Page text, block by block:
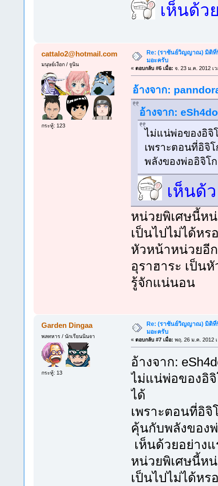
เห็นด้ว
cattalo2@hotmail.com
มนุษย์เงือก / จูนิน
กระทู้: 123
Re: (ราชันย์วิญญาณ) มิติที่
มอะครับ
« ตอบกลับ #6 เมื่อ: จ. 23 ม.ค. 2012 เ
อ้างจาก:
อ้างจาก:
ไม่แน่พ่อของอิจิ
เพราะตอนที่อิจิ
พลังของพ่ออิจิโ
เห็นด้ว
หน่วยพิเศษนี้ห
เป็นไปไม่ได้หร
หัวหน้าหน่วยอี
อุราฮาระ เป็น
รู้จักแน่นอน
Garden Dingaa
พลทหาร / นักเรียนนินจา
กระทู้: 13
Re: (ราชันย์วิญญาณ) มิติที่
มอะครับ
« ตอบกลับ #7 เมื่อ: พฤ. 26 ม.ค. 2012
อ้างจาก:
ไม่แน่พ่อของอิ
ได้
เพราะตอนที่อิจิ
คุ้นกับพลังของ
เห็นด้วยอย่าง
หน่วยพิเศษนี้ห
เป็นไปไม่ได้หร